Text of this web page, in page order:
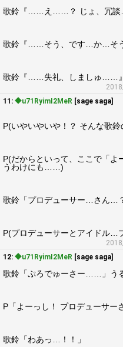
歌鈴『……え……？ じょ、冗
歌鈴『……そう、です…か…そ
歌鈴『……失礼、しましゅ……』
11: ◆u71RyimI2MeR [sage saga]
P(いやいやいや！？ そんな歌
P(だからといって、ここで「よ
うわけにも……)
歌鈴「プロデューサー…さん…
P(プロデューサーとアイドル
12: ◆u71RyimI2MeR [sage saga]
歌鈴「ぷろでゅーさー……」う
P「よーっし！ プロデューサー
歌鈴「わあっ…！！」